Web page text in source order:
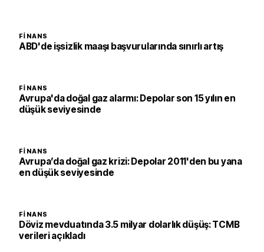
FINANS
ABD'de işsizlik maaşı başvurularında sınırlı artış
FINANS
Avrupa'da doğal gaz alarmı: Depolar son 15 yılın en
düşük seviyesinde
FINANS
Avrupa’da doğal gaz krizi: Depolar 2011'den bu yana
en düşük seviyesinde
FINANS
Döviz mevduatında 3.5 milyar dolarlık düşüş: TCMB
verileri açıkladı